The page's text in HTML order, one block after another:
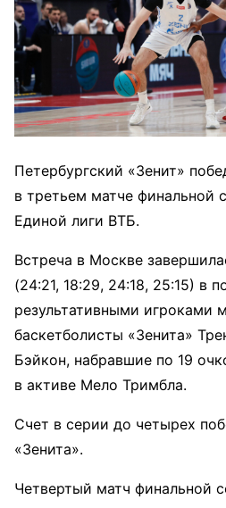
Петербургский «Зенит»
в третьем матче финальной
Единой лиги ВТБ.
Встреча в Москве
(24:21, 18:29, 24:18, 25:15) в
результативными игроками
баскетболисты «Зенита»
Бэйкон, набравшие по 19
в активе Мело Тримбла.
Счет в серии до четырех
«Зенита».
Четвертый матч финальной